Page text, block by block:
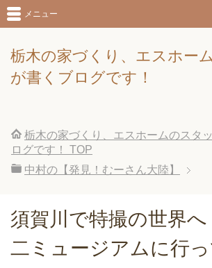
栃木の家づくり、エスホー
が書くブログです！
メニュー
栃木の家づくり、エスホームのスタ
ログです！
TOP
中村の【発見！むーさん大陸】
須賀川で特撮の世界へ
二ミュージアムに行